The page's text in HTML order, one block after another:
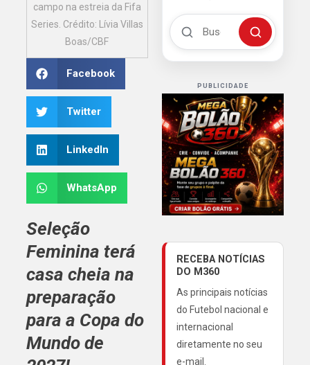
campo na estreia da Fifa
Series. Crédito: Lívia Villas
Boas/CBF
Facebook
Twitter
LinkedIn
WhatsApp
Seleção
Feminina terá
casa cheia na
preparação
para a Copa do
Mundo de
Buscar no Mengão 360
Buscar
PUBLICIDADE
RECEBA NOTÍCIAS
DO M360
As principais notícias
do Futebol nacional e
internacional
diretamente no seu
e-mail.